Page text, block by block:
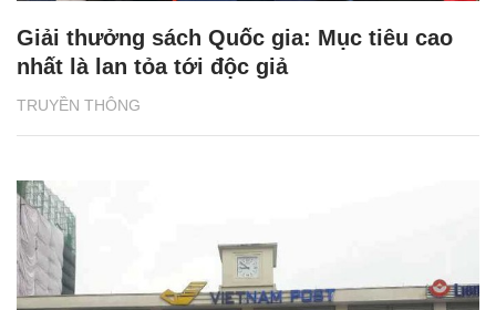
TRUYỀN THÔNG
Giải thưởng sách Quốc gia: Mục tiêu cao
nhất là lan tỏa tới độc giả